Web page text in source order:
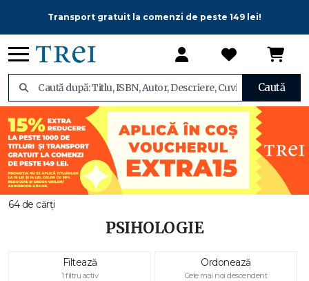
Transport gratuit la comenzi de peste 149 lei!
Caută
64 de cărți
PSIHOLOGIE
Filtează
1 filtru activ
Ordonează
Cele mai noi descendent